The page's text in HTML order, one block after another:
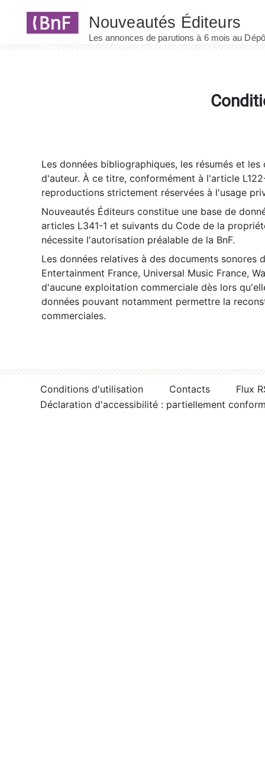
Les données bibliographiques, les résumés et
d'auteur. À ce titre, conformément à l'article
reproductions strictement réservées à l'usage
Nouveautés Éditeurs constitue une base de
articles L341-1 et suivants du Code de la
nécessite l'autorisation préalable de la BnF.
Les données relatives à des documents sonores
Entertainment France, Universal Music France,
d'aucune exploitation commerciale dès lors
données pouvant notamment permettre la
commerciales.
Conditions d'utilisation Contacts
Flux
Déclaration d'accessibilité : partiellement